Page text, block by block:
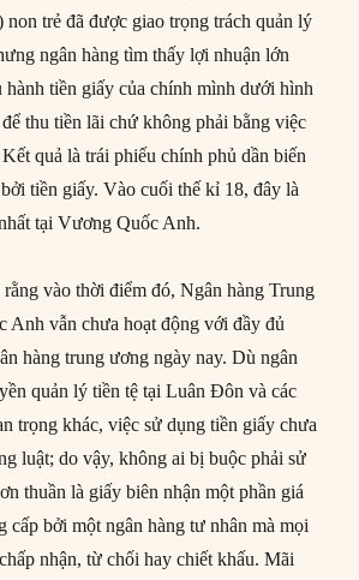
trẻ đã được giao trọng trách quản lý
ngân hàng tìm thấy lợi nhuận lớn
hành tiền giấy của chính mình dưới hình
thu tiền lãi chứ không phải bằng việc
quả là trái phiếu chính phủ dần biến
tiền giấy. Vào cuối thế kỉ 18, đây là
tại Vương Quốc Anh.
rằng vào thời điểm đó, Ngân hàng Trung
Anh vẫn chưa hoạt động với đầy đủ
hàng trung ương ngày nay. Dù ngân
quản lý tiền tệ tại Luân Đôn và các
trọng khác, việc sử dụng tiền giấy chưa
luật; do vậy, không ai bị buộc phải sử
thuần là giấy biên nhận một phần giá
cấp bởi một ngân hàng tư nhân mà mọi
nhận, từ chối hay chiết khấu. Mãi